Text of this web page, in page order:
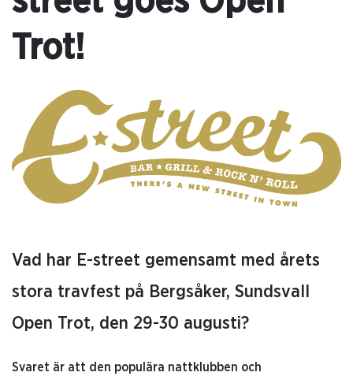
Trot!
Vad har E-street gemensamt med årets
stora travfest på Bergsåker, Sundsvall
Open Trot, den 29-30 augusti?
Svaret är att den populära nattklubben och